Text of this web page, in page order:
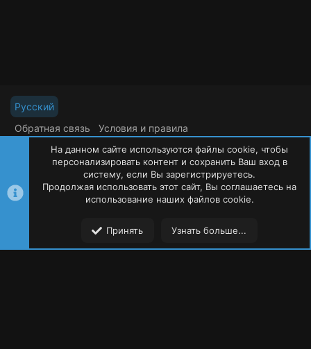
Русский
Обратная связь
Условия и правила
Политика конфиденциальности
Помощь
R
S
S
©Oxide Россия2015-2026
На данном сайте используются файлы cookie, чтобы
персонализировать контент и сохранить Ваш вход в
систему, если Вы зарегистрируетесь.
Продолжая использовать этот сайт, Вы соглашаетесь на
использование наших файлов cookie.
Принять Узнать больше...